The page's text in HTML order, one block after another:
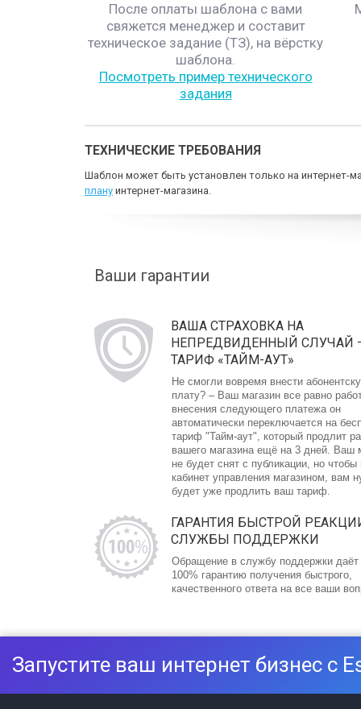
После оплаты шаблона с вами
свяжется менеджер и составит
техническое задание (ТЗ), на вёрстку
шаблона.
Посмотреть пример технического
задания
ТЕХНИЧЕСКИЕ ТРЕБОВАНИЯ
Шаблон может быть установлен только на интернет-
плану интернет-магазина.
Ваши гарантии
ВАША СТРАХОВКА НА
НЕПРЕДВИДЕННЫЙ СЛУЧАЙ
ТАРИФ «ТАЙМ-АУТ»
Не смогли вовремя внести
плату? – Ваш магазин все равно
внесения следующего платежа он
автоматически переключается на
тариф "Тайм-аут", который продлит
вашего магазина ещё на 3 дней. Ваш
не будет снят с публикации, но чтобы
кабинет управления магазином, вам
будет уже продлить ваш тариф.
ГАРАНТИЯ БЫСТРОЙ
СЛУЖБЫ ПОДДЕРЖКИ
Обращение в службу поддержки
100% гарантию получения быстрого,
качественного ответа на все ваши
Запустите ваш интернет бизнес с